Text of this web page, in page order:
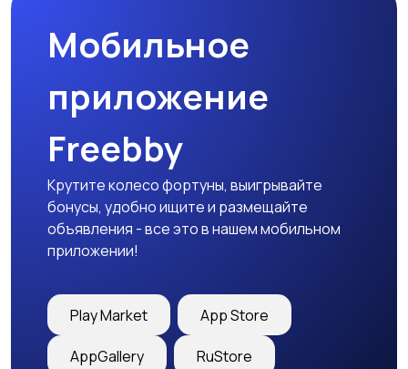
Мобильное
приложение
Freebby
Крутите колесо фортуны, выигрывайте
бонусы, удобно ищите и размещайте
объявления - все это в нашем мобильном
приложении!
Play Market App Store
AppGallery RuStore